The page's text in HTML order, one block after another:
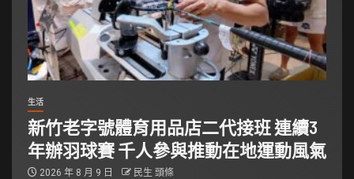
生活
新竹老字號體育用品店二代接班 連續3
年辦羽球賽 千人參與推動在地運動風氣
2026 年 8 月 9 日 民生 頭條